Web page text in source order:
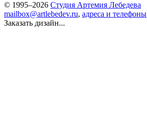
© 1995–2026 Студия Артемия Лебедева
mailbox@artlebedev.ru, адреса и телефоны
Заказать дизайн...